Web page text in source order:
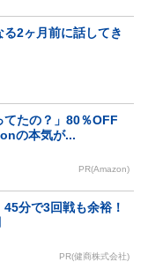
2ヶ月前に話してき
てたの？」80％OFF
の本気が...
PR(Amazon)
45分で3回戦も余裕！
PR(健商株式会社)